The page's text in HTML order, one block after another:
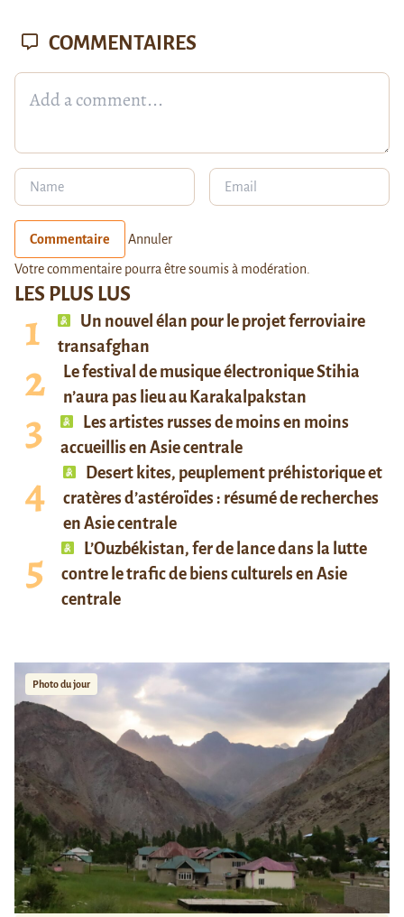
LES PLUS LUS
Un nouvel élan pour le projet ferroviaire
transafghan
Le festival de musique électronique Stihia
n’aura pas lieu au Karakalpakstan
Les artistes russes de moins en moins
accueillis en Asie centrale
Desert kites, peuplement préhistorique et
cratères d’astéroïdes : résumé de recherches
en Asie centrale
L’Ouzbékistan, fer de lance dans la lutte
contre le trafic de biens culturels en Asie
centrale
Photo du jour
COMMENTAIRES
Commentaire Annuler
Votre commentaire pourra être soumis à modération.